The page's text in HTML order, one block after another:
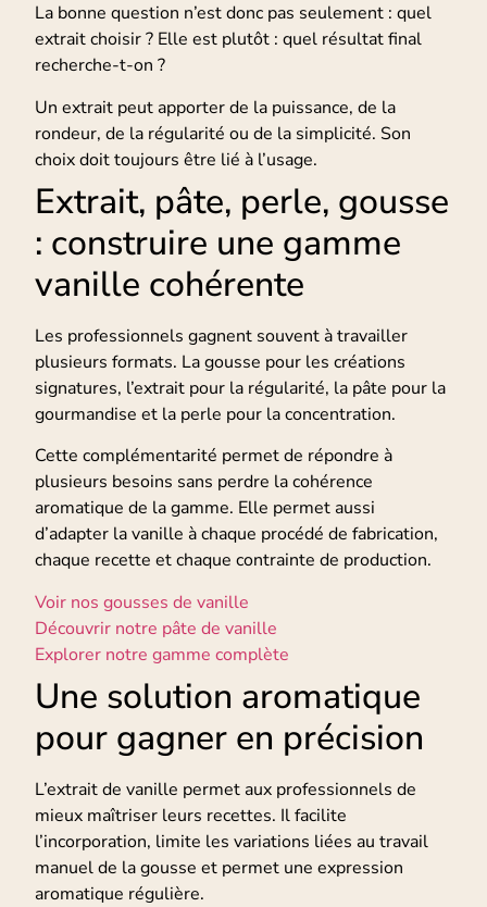
La bonne question n’est donc pas seulement : quel
extrait choisir ? Elle est plutôt : quel résultat final
recherche-t-on ?
Un extrait peut apporter de la puissance, de la
rondeur, de la régularité ou de la simplicité. Son
choix doit toujours être lié à l’usage.
Extrait, pâte, perle, gousse
: construire une gamme
vanille cohérente
Les professionnels gagnent souvent à travailler
plusieurs formats. La gousse pour les créations
signatures, l’extrait pour la régularité, la pâte pour la
gourmandise et la perle pour la concentration.
Cette complémentarité permet de répondre à
plusieurs besoins sans perdre la cohérence
aromatique de la gamme. Elle permet aussi
d’adapter la vanille à chaque procédé de fabrication,
chaque recette et chaque contrainte de production.
Voir nos gousses de vanille
Découvrir notre pâte de vanille
Explorer notre gamme complète
Une solution aromatique
pour gagner en précision
L’extrait de vanille permet aux professionnels de
mieux maîtriser leurs recettes. Il facilite
l’incorporation, limite les variations liées au travail
manuel de la gousse et permet une expression
aromatique régulière.